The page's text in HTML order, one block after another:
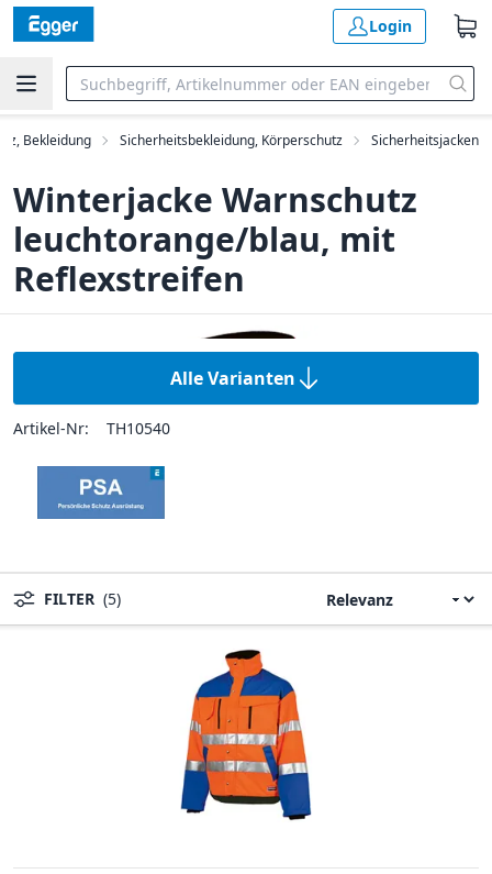
Login
Bekleidung Sicherheitsbekleidung, Körperschutz Sicherheitsjacken
Winterjacke Warnschutz
leuchtorange/blau, mit
Reflexstreifen
Alle Varianten
Artikel-Nr: TH10540
FILTER (5)